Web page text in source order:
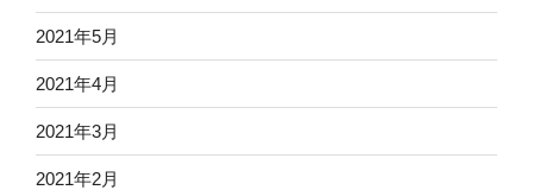
2021年5月
2021年4月
2021年3月
2021年2月